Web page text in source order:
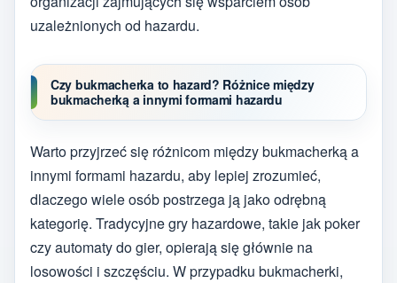
uzależnionych od hazardu.
Czy bukmacherka to hazard? Różnice między
bukmacherką a innymi formami hazardu
Warto przyjrzeć się różnicom między bukmacherką a
innymi formami hazardu, aby lepiej zrozumieć,
dlaczego wiele osób postrzega ją jako odrębną
kategorię. Tradycyjne gry hazardowe, takie jak poker
czy automaty do gier, opierają się głównie na
losowości i szczęściu. W przypadku bukmacherki,